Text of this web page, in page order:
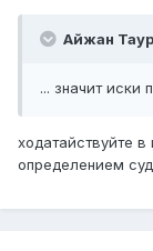
Айжан
... значит
ходатайствуйте
определением